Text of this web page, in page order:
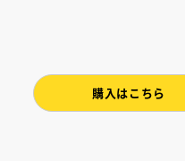
購入はこちら